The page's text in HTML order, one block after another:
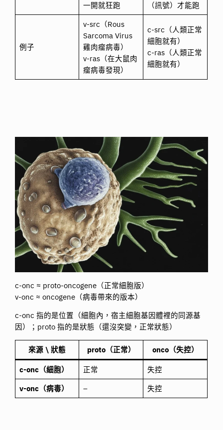
一開就狂跑
（訊號）才能跑
例子
v-src（Rous
Sarcoma Virus
雞肉瘤病毒）
v-ras（在大鼠肉
瘤病毒發現）
c-src（人類正常
細胞就有）
c-ras（人類正常
細胞就有）
c-onc ≈ proto-oncogene（正常細胞版）
v-onc ≈ oncogene（病毒帶來的版本）
c-onc 指的是位置（細胞內，宿主細胞基因體裡的同源基
因）；proto 指的是狀態（還沒突變，正常狀態）
來源 \ 狀態 proto（正常） onco（失控）
c-onc（細胞） 正常
失控
v-onc（病毒）
– 失控